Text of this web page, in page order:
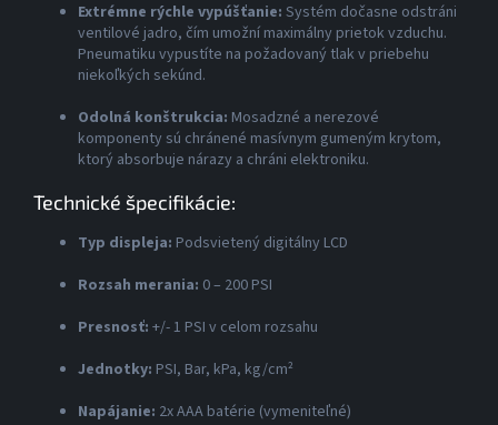
Extrémne rýchle vypúšťanie: Systém dočasne odstráni
ventilové jadro, čím umožní maximálny prietok vzduchu.
Pneumatiku vypustíte na požadovaný tlak v priebehu
niekoľkých sekúnd.
Odolná konštrukcia: Mosadzné a nerezové
komponenty sú chránené masívnym gumeným krytom,
ktorý absorbuje nárazy a chráni elektroniku.
Technické špecifikácie:
Typ displeja: Podsvietený digitálny LCD
Rozsah merania: 0 – 200 PSI
Presnosť: +/- 1 PSI v celom rozsahu
Jednotky: PSI, Bar, kPa, kg/cm²
Napájanie: 2x AAA batérie (vymeniteľné)